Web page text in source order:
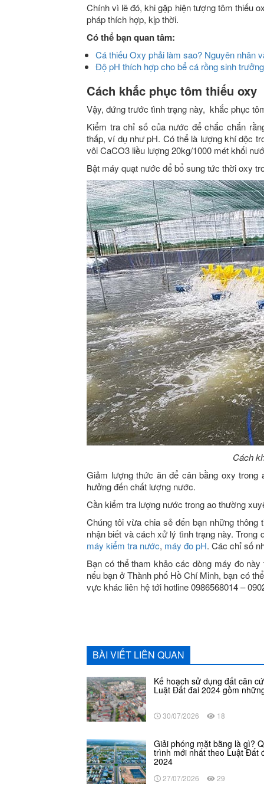
Chính vì lẽ đó, khi gặp hiện tượng tôm thiếu
pháp thích hợp, kịp thời.
Có thể bạn quan tâm:
Cá thiếu Oxy phải làm sao? Nguyên nhân
Độ pH thích hợp cho bể cá rồng sinh
Cách khắc phục tôm thiếu oxy
Vậy, đứng trước tình trạng này, khắc phục
Kiểm tra chỉ số của nước để chắc chắn
thấp, ví dụ như pH. Có thể là lượng khí dộc
vôi CaCO3 liều lượng 20kg/1000 mét khối
Bật máy quạt nước để bổ sung tức thời oxy
Cách
Giảm lượng thức ăn để cân bằng oxy
hưởng đến chất lượng nước.
Cần kiểm tra lượng nước trong ao thường
Chúng tôi vừa chia sẻ đến bạn những
nhận biết và cách xử lý tình trạng này.
máy kiểm tra nước, máy đo pH. Các chỉ số
Bạn có thể tham khảo các dòng máy đo
nếu bạn ở Thành phố Hồ Chí Minh, bạn có
vực khác liên hệ tới hotline 0986568014 –
BÀI VIẾT LIÊN QUAN
Kế hoạch sử dụng đất căn
Luật Đất đai 2024 gồm
30/07/2026 18
Giải phóng mặt bằng là gì?
trình mới nhất theo Luật Đất
2024
27/07/2026 29